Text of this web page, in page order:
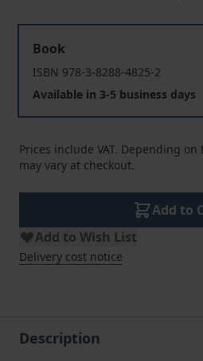
Book
ISBN 978-3-8288-4825-2
Available in 3-5 business days
Prices include VAT. Depending
may vary at checkout.
Add to
Add to Wish List
Delivery cost notice
Description